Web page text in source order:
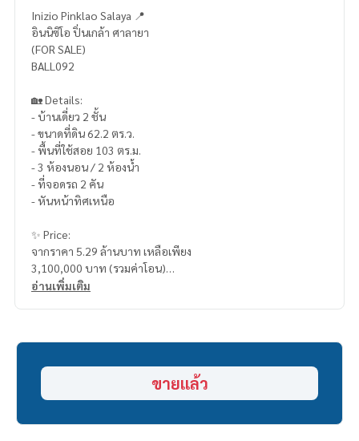
Inizio Pinklao Salaya 📍
อินนิซิโอ ปิ่นเกล้า ศาลายา
(FOR SALE)
BALL092
🏡 Details:
- บ้านเดี่ยว 2 ชั้น
- ขนาดที่ดิน 62.2 ตร.ว.
- พื้นที่ใช้สอย 103 ตร.ม.
- 3 ห้องนอน / 2 ห้องน้ำ
- ที่จอดรถ 2 คัน
- หันหน้าทิศเหนือ
✨ Price:
จากราคา 5.29 ล้านบาท เหลือเพียง
3,100,000 บาท (รวมค่าโอน)
HOME - REAL ESTATE SERVICES
📞062-879-5289
อ่านเพิ่มเติม
ขายแล้ว